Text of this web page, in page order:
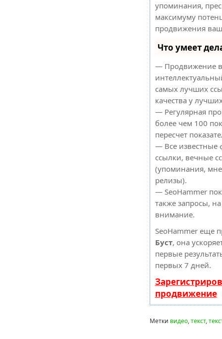
упоминания,
максимуму
продвижения
Что умеет
— Продвижение
самых лучших
качества у
— Регулярная
более чем 100
пересчет
— Все известные
ссылки, вечные
(упоминания,
релизы).
— SeoHammer
также запросы,
внимание.
SeoHammer еще
Буст, она
первые
первых 7 дней.
продвижение
Метки видео,текст,